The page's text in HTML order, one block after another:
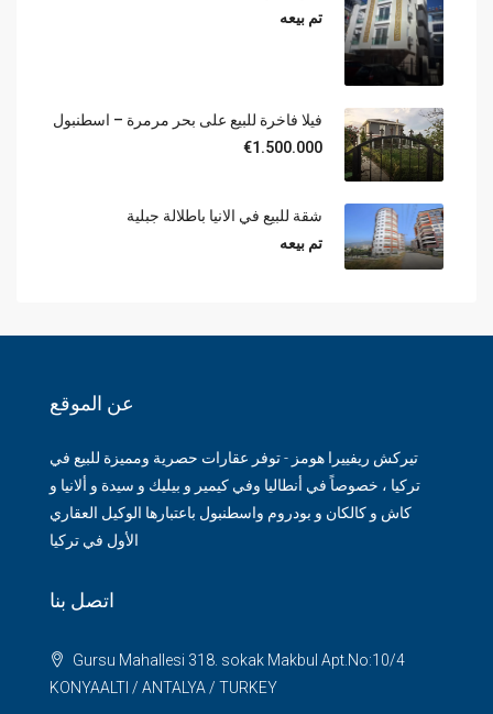
تم بيعه
فيلا فاخرة للبيع على بحر مرمرة – اسطنبول
€1.500.000
شقة للبيع في الانيا باطلالة جبلية
تم بيعه
عن الموقع
تيركش ريفييرا هومز - توفر عقارات حصرية ومميزة للبيع في
تركيا ، خصوصاً في أنطاليا وفي كيمير و بيليك و سيدة و ألانيا و
كاش و كالكان و بودروم واسطنبول باعتبارها الوكيل العقاري
الأول في تركيا
اتصل بنا
Gursu Mahallesi 318. sokak Makbul Apt.No:10/4
KONYAALTI / ANTALYA / TURKEY